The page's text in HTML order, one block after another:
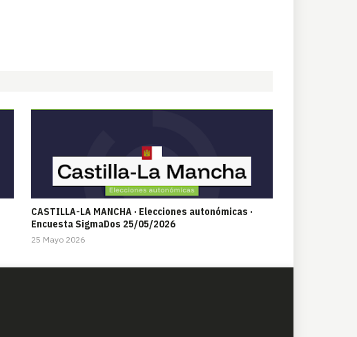
CASTILLA-LA MANCHA · Elecciones autonómicas ·
Encuesta SigmaDos 25/05/2026
25 Mayo 2026